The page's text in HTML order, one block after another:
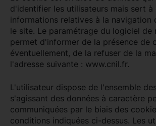
d'identifier les utilisateurs mais sert à
informations relatives à la navigation
le site. Le paramétrage du logiciel de
permet d'informer de la présence de
éventuellement, de la refuser de la
l'adresse suivante : www.cnil.fr.
L'utilisateur dispose de l'ensemble
s'agissant des données à caractère
communiquées par le biais des
conditions indiquées ci-dessus. Les